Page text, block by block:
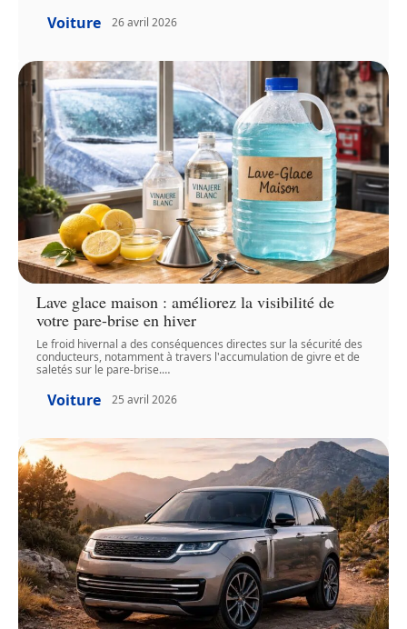
Voiture 26 avril 2026
Lave glace maison : améliorez la visibilité de
votre pare-brise en hiver
Le froid hivernal a des conséquences directes sur la sécurité des
conducteurs, notamment à travers l'accumulation de givre et de
saletés sur le pare-brise.…
Voiture 25 avril 2026